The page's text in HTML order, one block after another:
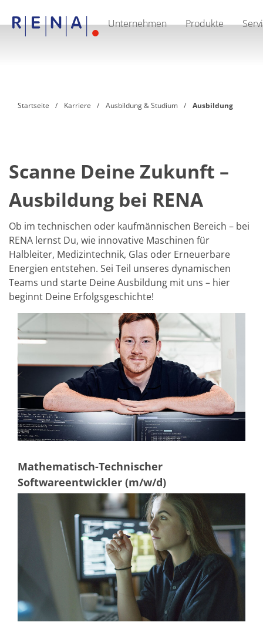
Unternehmen Produkte
RENA North America
Halbleiter
Batch-Eintauchen
Einzelwaferbearbeitung
Wafering
Galvanik
Wafer-Trocknung
Chemische Abgabesysteme
Erneuerbare Energien
Solarwafer
Solarzelle Inline
Solarzelle Batch
Verbrauchsgüter
Medizinische Komponenten
Eye Care
Glas Anwendungen
Through glass vias (TGV)
Glas Wafer Bearbeitung
Laser & Ätzen
Kundenspezifische Lösungen
Rolle zu Rolle
Kunststoffverarbeitung
Service
Service Hotline & Service Stützpunkte
Digital Services
Ersatzteilservice
Upgrades
Training
Prozesstechnologie
TruEtch - Metallätzung
Fluidjet - Metall-Abhebung
SiEtch – KOH-Ätzen
Ätzen
Innovationen
Battery Technology
Fortschrittliches chemisches Ätzen
Startseite Karriere Ausbildung & Studium Ausbildung
Scanne Deine Zukunft –
Ausbildung bei RENA
Ob im technischen oder kaufmännischen Bereich – bei
RENA lernst Du, wie innovative Maschinen für
Halbleiter, Medizintechnik, Glas oder Erneuerbare
Energien entstehen. Sei Teil unseres dynamischen
Teams und starte Deine Ausbildung mit uns – hier
beginnt Deine Erfolgsgeschichte!
Mathematisch-Technischer
Softwareentwickler (m/w/d)